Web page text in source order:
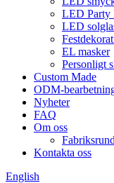
LED Party
LED
EL masker
Personligt
Custom Made
ODM-
Nyheter
FAQ
Om oss
Kontakta oss
English